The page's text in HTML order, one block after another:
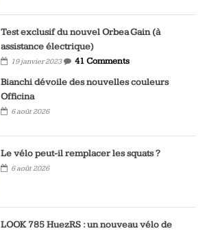
Test exclusif du nouvel Orbea Gain (à
assistance électrique)
19 janvier 2023
41 Comments
Bianchi dévoile des nouvelles couleurs
Officina
6 août 2026
Le vélo peut-il remplacer les squats ?
6 août 2026
LOOK 785 HuezRS : un nouveau vélo de